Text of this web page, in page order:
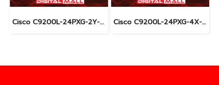
Cisco C9200L-24PXG-2Y-E อุปกรณ์ขยายสัญญาณ (Gigabit Switch Hub) Cisco C9200L-24PXG-4X-E อุปกรณ์ขยายสัญญาณ (Gigabit Switch Hub)